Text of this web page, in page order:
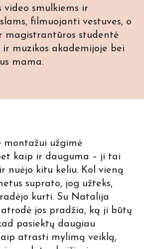
video smulkiems ir
filmuojanti vestuves, o
magistrantūros studentė
muzikos akademijoje bei
mama.
montažui užgimė
kaip ir dauguma – ji tai
nuėjo kitu keliu. Kol vieną
suprato, jog užteks,
kurti. Su Natalija
jos pradžia, ką ji būtų
pasiektų daugiau
atrasti mylimą veiklą,